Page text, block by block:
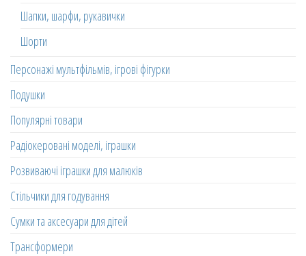
Шапки, шарфи, рукавички
Шорти
Персонажі мультфільмів, ігрові фігурки
Подушки
Популярні товари
Радіокеровані моделі, іграшки
Розвиваючі іграшки для малюків
Стільчики для годування
Сумки та аксесуари для дітей
Трансформери